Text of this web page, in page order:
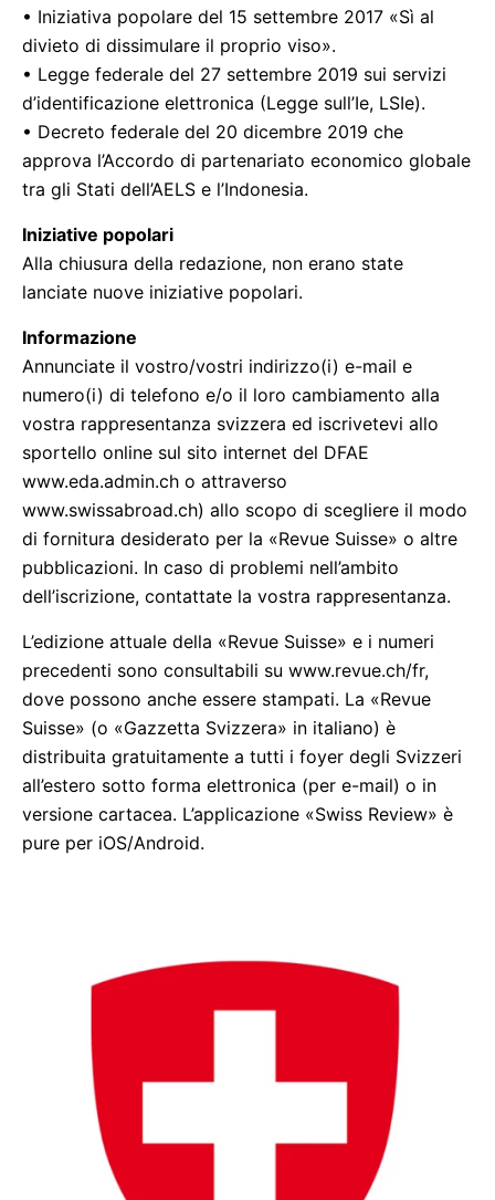
• Iniziativa popolare del 15 settembre 2017 «Sì al
divieto di dissimulare il proprio viso».
• Legge federale del 27 settembre 2019 sui servizi
d’identificazione elettronica (Legge sull’Ie, LSIe).
• Decreto federale del 20 dicembre 2019 che
approva l’Accordo di partenariato economico globale
tra gli Stati dell’AELS e l’Indonesia.
Iniziative popolari
Alla chiusura della redazione, non erano state
lanciate nuove iniziative popolari.
Informazione
Annunciate il vostro/vostri indirizzo(i) e-mail e
numero(i) di telefono e/o il loro cambiamento alla
vostra rappresentanza svizzera ed iscrivetevi allo
sportello online sul sito internet del DFAE
www.eda.admin.ch o attraverso
www.swissabroad.ch) allo scopo di scegliere il modo
di fornitura desiderato per la «Revue Suisse» o altre
pubblicazioni. In caso di problemi nell’ambito
dell’iscrizione, contattate la vostra rappresentanza.
L’edizione attuale della «Revue Suisse» e i numeri
precedenti sono consultabili su www.revue.ch/fr,
dove possono anche essere stampati. La «Revue
Suisse» (o «Gazzetta Svizzera» in italiano) è
distribuita gratuitamente a tutti i foyer degli Svizzeri
all’estero sotto forma elettronica (per e-mail) o in
versione cartacea. L’applicazione «Swiss Review» è
pure per iOS/Android.